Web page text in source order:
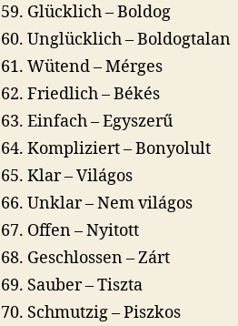
Glücklich – Boldog
Unglücklich – Boldogtalan
Wütend – Mérges
Friedlich – Békés
Einfach – Egyszerű
Kompliziert – Bonyolult
Klar – Világos
Unklar – Nem világos
Offen – Nyitott
Geschlossen – Zárt
Sauber – Tiszta
Schmutzig – Piszkos